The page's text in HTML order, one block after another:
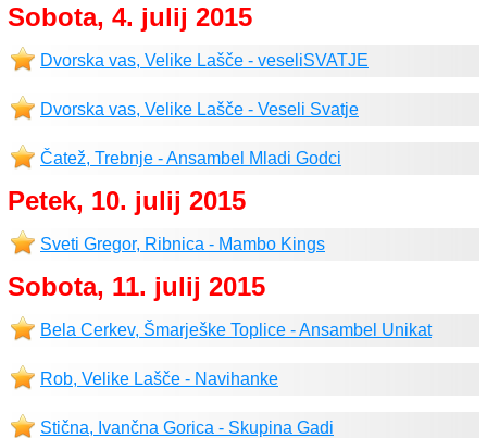
Sobota, 4. julij 2015
Dvorska vas, Velike Lašče - veseliSVATJE
Dvorska vas, Velike Lašče - Veseli Svatje
Čatež, Trebnje - Ansambel Mladi Godci
Petek, 10. julij 2015
Sveti Gregor, Ribnica - Mambo Kings
Sobota, 11. julij 2015
Bela Cerkev, Šmarješke Toplice - Ansambel Unikat
Rob, Velike Lašče - Navihanke
Stična, Ivančna Gorica - Skupina Gadi